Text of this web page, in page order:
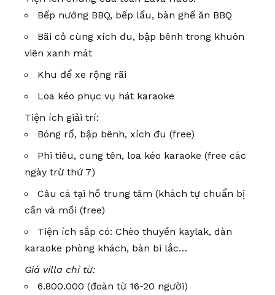
Bếp nướng BBQ, bếp lẩu, bàn ghế ăn BBQ
Bãi cỏ cùng xích đu, bập bênh trong khuôn
viên xanh mát
Khu để xe rộng rãi
Loa kéo phục vụ hát karaoke
Tiện ích giải trí:
Bóng rổ, bập bênh, xích đu (free)
Phi tiêu, cung tên, loa kéo karaoke (free các
ngày trừ thứ 7)
Câu cá tại hồ trung tâm (khách tự chuẩn bị
cần và mồi (free)
Tiện ích sắp có: Chèo thuyền kaylak, dàn
karaoke phòng khách, bàn bi lắc…
Giá villa chỉ từ:
6.800.000 (đoàn từ 16-20 người)